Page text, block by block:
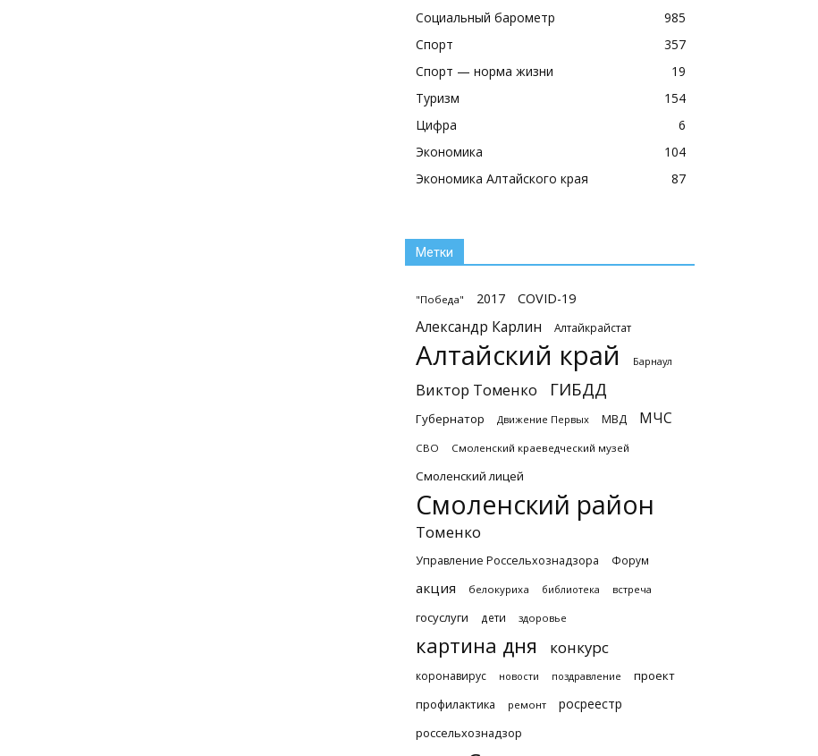
Социальный барометр
985
Спорт
357
Спорт — норма жизни
19
Туризм
154
Цифра
6
Экономика
104
Экономика Алтайского края
87
Метки
"Победа" 2017 COVID-19
Александр Карлин Алтайкрайстат
Алтайский край Барнаул
Виктор Томенко ГИБДД
Губернатор Движение Первых МВД МЧС
СВО Смоленский краеведческий музей
Смоленский лицей
Смоленский район
Томенко
Управление Россельхознадзора Форум
акция белокуриха библиотека встреча
госуслуги дети здоровье
картина дня конкурс
коронавирус новости поздравление
проект
профилактика
ремонт росреестр
россельхознадзор